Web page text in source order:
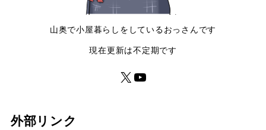
山奥で小屋暮らしをしているおっさんです
現在更新は不定期です
外部リンク